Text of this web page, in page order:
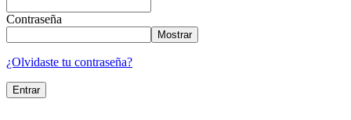
Contraseña
Mostrar
¿Olvidaste tu contraseña?
Entrar